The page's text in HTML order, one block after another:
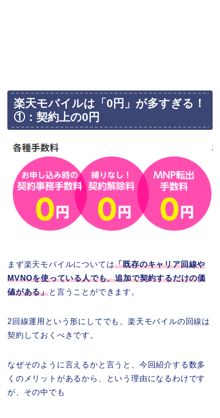
楽天モバイルは「0円」が多すぎる！
①：契約上の0円
まず楽天モバイルについては「既存のキャリア回線や
MVNOを使っている人でも、追加で契約するだけの価
値がある」と言うことができます。
2回線運用という形にしてでも、楽天モバイルの回線は
契約しておくべきです。
なぜそのように言えるかと言うと、今回紹介する数多
くのメリットがあるから、という理由になるわけです
が、その中でも